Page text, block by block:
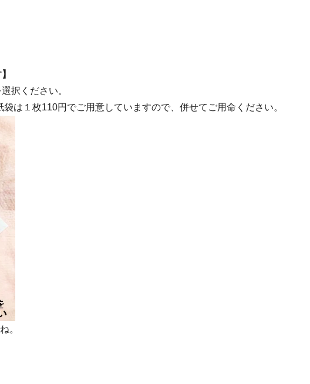
択ください。
は１枚110円でご用意していますので、併せてご用命ください。
。